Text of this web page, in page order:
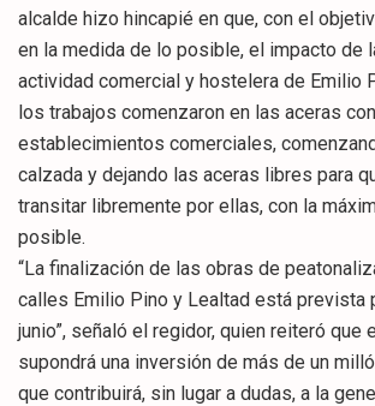
alcalde hizo hincapié en que, con el
en la medida de lo posible, el impacto de
actividad comercial y hostelera de Emilio
los trabajos comenzaron en las aceras
establecimientos comerciales,
calzada y dejando las aceras libres para
transitar libremente por ellas, con la
posible.
“La finalización de las obras de
calles Emilio Pino y Lealtad está prevista
junio”, señaló el regidor, quien reiteró que
supondrá una inversión de más de un
que contribuirá, sin lugar a dudas, a la